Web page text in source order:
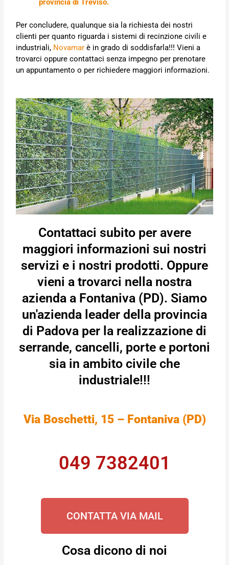
provincia di Treviso.
Per concludere, qualunque sia la richiesta dei nostri
clienti per quanto riguarda i sistemi di recinzione civili e
industriali, Novamar è in grado di soddisfarla!!! Vieni a
trovarci oppure contattaci senza impegno per prenotare
un appuntamento o per richiedere maggiori informazioni.
Contattaci subito per avere
maggiori informazioni sui nostri
servizi e i nostri prodotti. Oppure
vieni a trovarci nella nostra
azienda a Fontaniva (PD). Siamo
un'azienda leader della provincia
di Padova per la realizzazione di
serrande, cancelli, porte e portoni
sia in ambito civile che
industriale!!!
Via Boschetti, 15 – Fontaniva (PD)
049 7382401
CONTATTA VIA MAIL
Cosa dicono di noi